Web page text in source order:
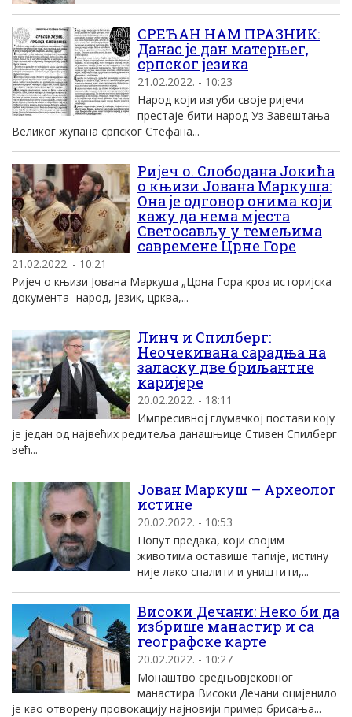
СРЕЋАН НАМ ПРАЗНИК:
Данас је дан матерњег,
српског језика
21.02.2022. - 10:23
Народ који изгуби своје ријечи
престаје бити народ Уз Завештања
Великог жупана српског Стефана...
Ријеч о. Слободана Јокића
о књизи Јована Маркуша:
Она је одговор онима који
кажу да нема мјеста
Светосављу у темељима
савремене Црне Горе
21.02.2022. - 10:21
Ријеч о књизи Јована Маркуша „Црна Гора кроз историјска
документа- народ, језик, црква,...
Линч и Спилберг:
Неочекивана сарадња на
заласку две бриљантне
каријере
20.02.2022. - 18:11
Импресивној глумачкој постави коју
је један од највећих редитеља данашњице Стивен Спилберг
већ...
Јован Маркуш – Археолог
истине
20.02.2022. - 10:53
Попут предака, који својим
животима оставише тапије, истину
није лако спалити и уништити,...
Високи Дечани: Неко би да
избрише манастир и са
географске карте
20.02.2022. - 10:27
Монаштво средњовјековног
манастира Високи Дечани оцијенило
је као отворену провокацију најновији пример брисања...